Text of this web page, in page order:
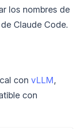
los nombres de
Claude Code.
con vLLM,
con